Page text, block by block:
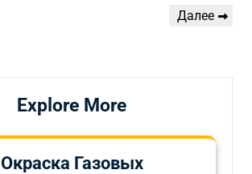
Следующая
Далее
Explore More
Окраска Газовых